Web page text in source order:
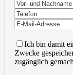
Ich bin damit
Zwecke
zugänglich